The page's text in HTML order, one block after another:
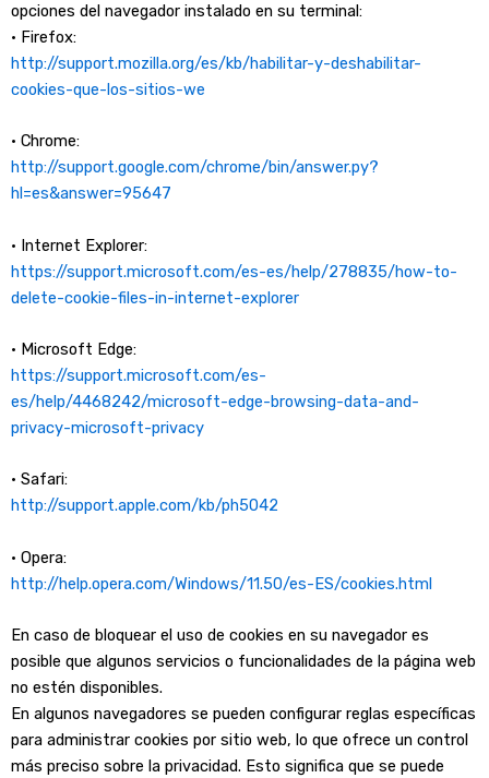
opciones del navegador instalado en su terminal:
• Firefox:
http://support.mozilla.org/es/kb/habilitar-y-deshabilitar-
cookies-que-los-sitios-we
• Chrome:
http://support.google.com/chrome/bin/answer.py?
hl=es&answer=95647
• Internet Explorer:
https://support.microsoft.com/es-es/help/278835/how-to-
delete-cookie-files-in-internet-explorer
• Microsoft Edge:
https://support.microsoft.com/es-
es/help/4468242/microsoft-edge-browsing-data-and-
privacy-microsoft-privacy
• Safari:
http://support.apple.com/kb/ph5042
• Opera:
http://help.opera.com/Windows/11.50/es-ES/cookies.html
En caso de bloquear el uso de cookies en su navegador es
posible que algunos servicios o funcionalidades de la página web
no estén disponibles.
En algunos navegadores se pueden configurar reglas específicas
para administrar cookies por sitio web, lo que ofrece un control
más preciso sobre la privacidad. Esto significa que se puede